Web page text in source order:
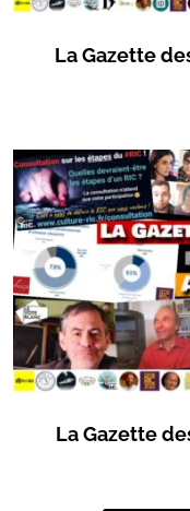
La Gazette
La Gazette